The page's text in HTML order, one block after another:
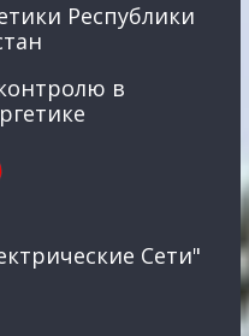
Республики
в
Сети"